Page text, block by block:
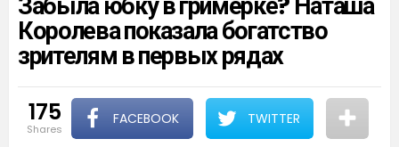
Королева показала богатство
зрителям в первых рядах
175
shares
FACEBOOK TWITTER